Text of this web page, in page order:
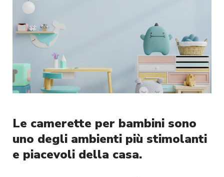
Le camerette per bambini sono
uno degli ambienti più stimolanti
e piacevoli della casa.